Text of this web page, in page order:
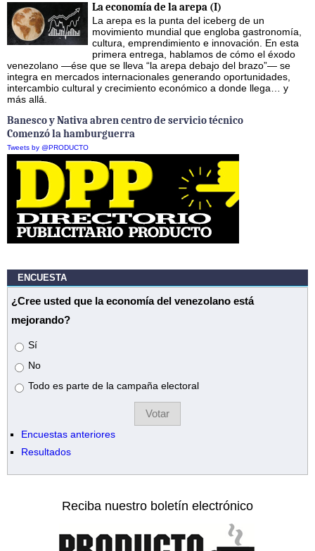
La economía de la arepa (I)
La arepa es la punta del iceberg de un
movimiento mundial que engloba gastronomía,
cultura, emprendimiento e innovación. En esta
primera entrega, hablamos de cómo el éxodo
venezolano —ése que se lleva “la arepa debajo del brazo”— se
integra en mercados internacionales generando oportunidades,
intercambio cultural y crecimiento económico a donde llega… y
más allá.
Banesco y Nativa abren centro de servicio técnico
Comenzó la hamburguerra
Tweets by @PRODUCTO
ENCUESTA
¿Cree usted que la economía del venezolano está
mejorando?
Opciones
Sí
No
Todo es parte de la campaña electoral
Encuestas anteriores
Resultados
Reciba nuestro boletín electrónico